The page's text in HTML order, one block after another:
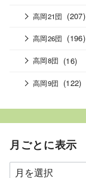
高岡21団 (207)
高岡26団 (196)
高岡8団 (16)
高岡9団 (122)
月ごとに表示
月